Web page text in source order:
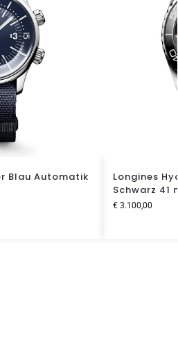
Blau Automatik
Longines
Schwarz 41
€3.100,00